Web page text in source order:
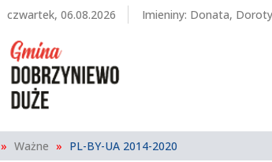
czwartek, 06.08.2026 Imieniny: Donata, Doroty
» Ważne » PL-BY-UA 2014-2020